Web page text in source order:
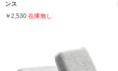
ンス
￥2,530 在庫無し